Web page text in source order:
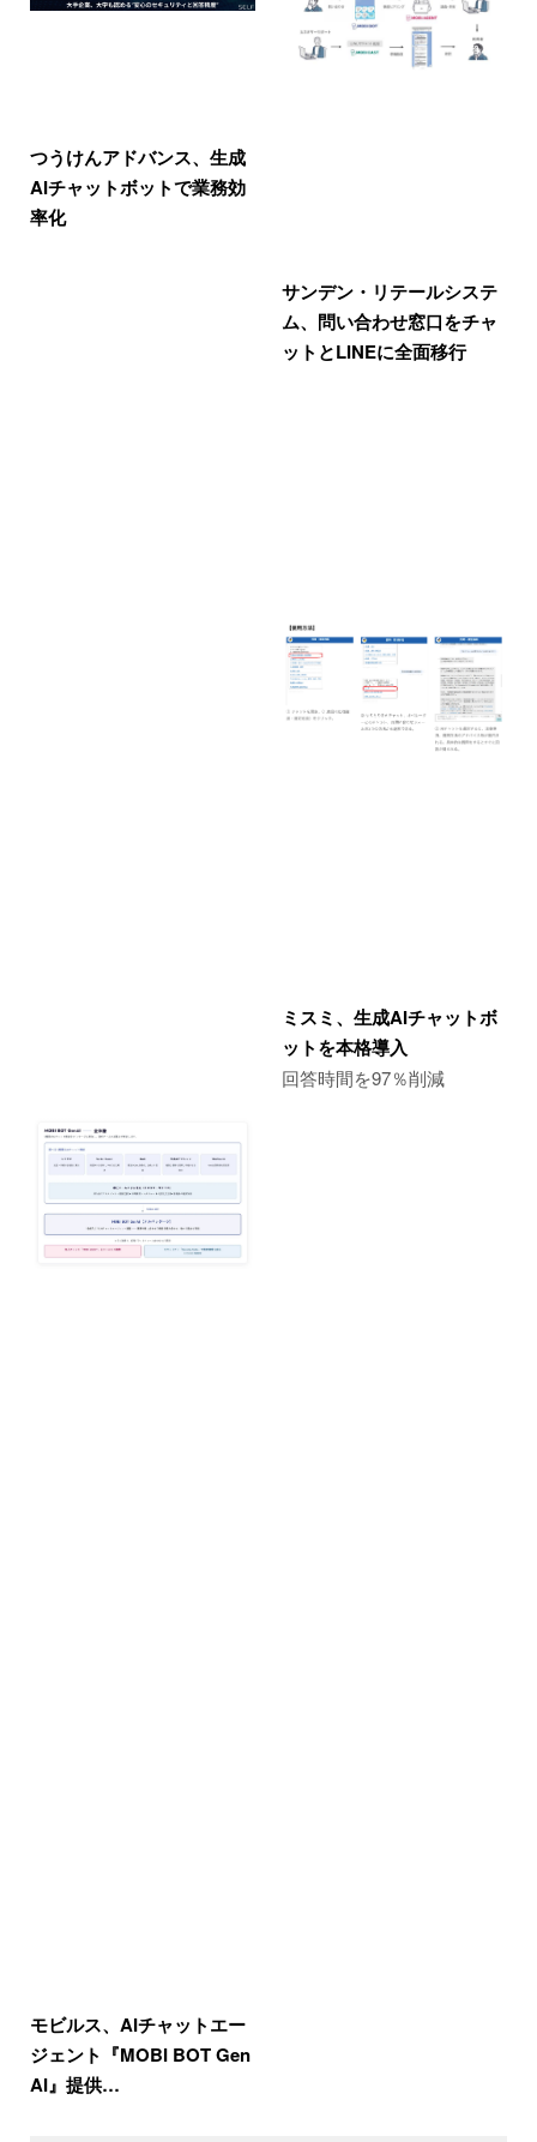
つうけんアドバンス、生成
AIチャットボットで業務効
率化
サンデン・リテールシステ
ム、問い合わせ窓口をチャ
ットとLINEに全面移行
モビルス、AIチャットエー
ジェント『MOBI BOT Gen
AI』提供…
ミスミ、生成AIチャットボ
ットを本格導入
回答時間を97％削減